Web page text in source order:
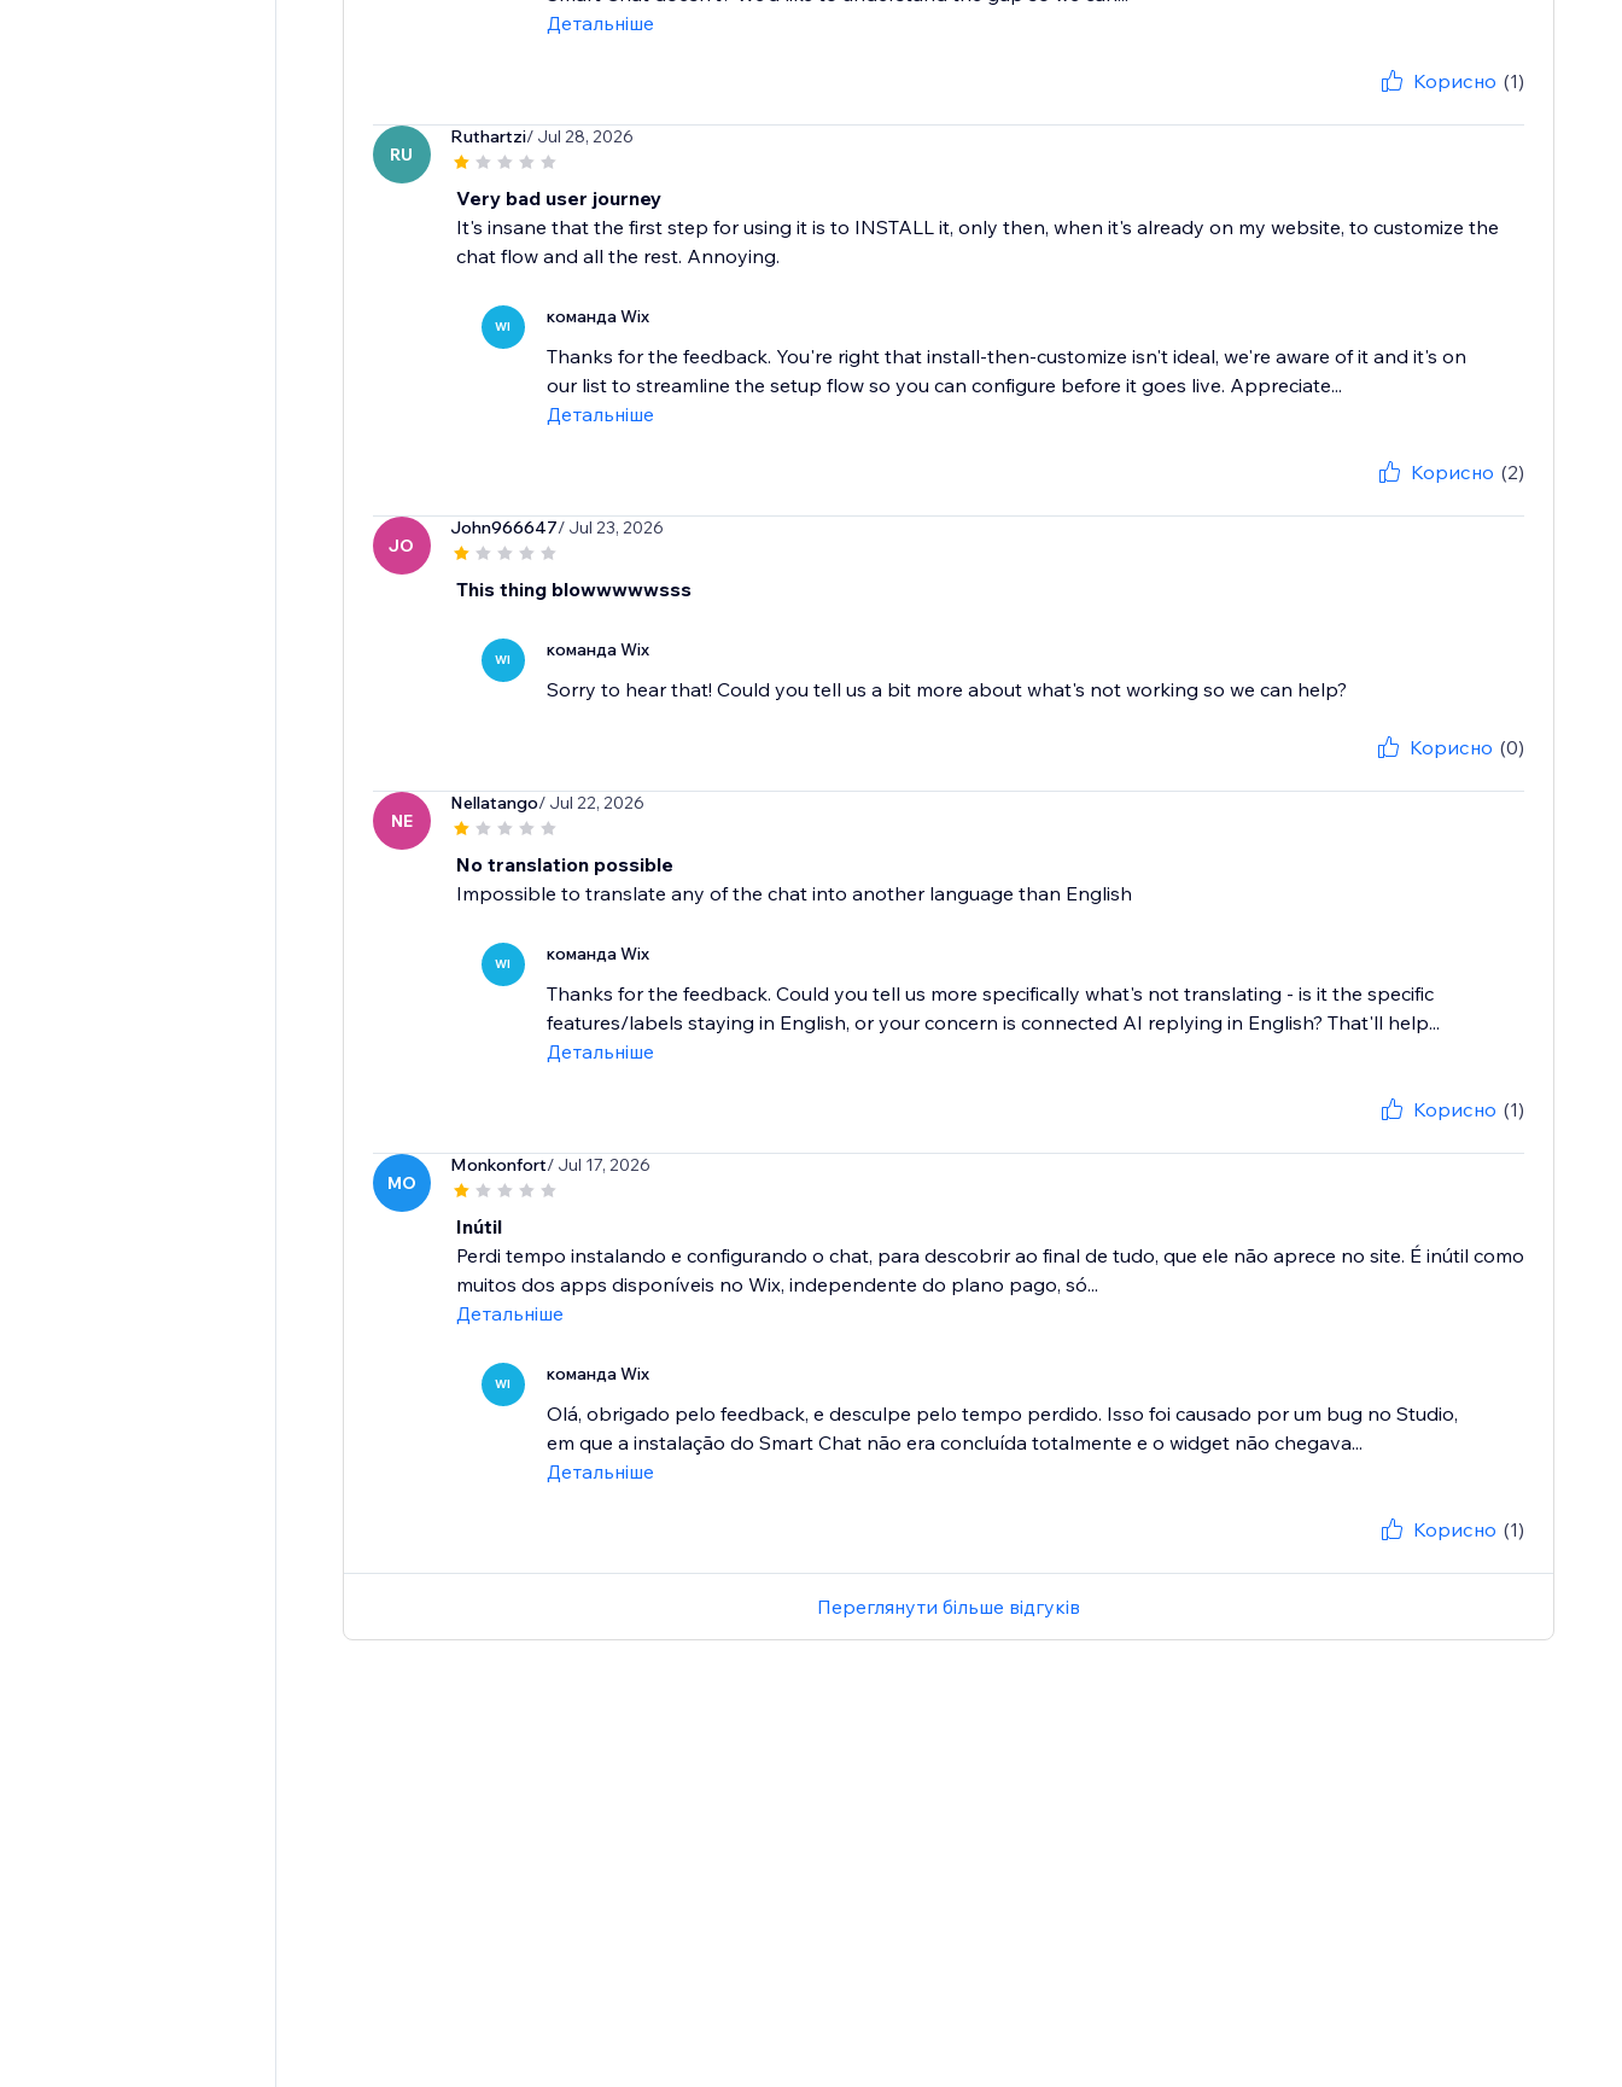
Детальніше
Корисно (1)
RU
Ruthartzi/ Jul 28, 2026
Very bad user journey
It's insane that the first step for using it is to INSTALL it, only then, when it's already on my website, to customize the
chat flow and all the rest. Annoying.
WI команда Wix
Thanks for the feedback. You're right that install-then-customize isn't ideal, we're aware of it and it's on
our list to streamline the setup flow so you can configure before it goes live. Appreciate...
Детальніше
Корисно (2)
JO
John966647/ Jul 23, 2026
This thing blowwwwwsss
WI команда Wix
Корисно (0)
NE
Nellatango/ Jul 22, 2026
No translation possible
Impossible to translate any of the chat into another language than English
WI команда Wix
Thanks for the feedback. Could you tell us more specifically what's not translating - is it the specific
features/labels staying in English, or your concern is connected AI replying in English? That'll help...
Детальніше
Корисно (1)
MO
Monkonfort/ Jul 17, 2026
Inútil
Perdi tempo instalando e configurando o chat, para descobrir ao final de tudo, que ele não aprece no site. É inútil como
muitos dos apps disponíveis no Wix, independente do plano pago, só...
Детальніше
WI команда Wix
Olá, obrigado pelo feedback, e desculpe pelo tempo perdido. Isso foi causado por um bug no Studio,
em que a instalação do Smart Chat não era concluída totalmente e o widget não chegava...
Детальніше
Корисно (1)
Переглянути більше відгуків